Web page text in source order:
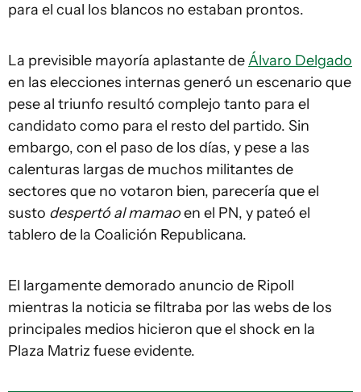
para el cual los blancos no estaban prontos.
La previsible mayoría aplastante deÁlvaro Delgado
en las elecciones internas generó un escenario que
pese al triunfo resultó complejo tanto para el
candidato como para el resto del partido. Sin
embargo, con el paso de los días, y pese a las
calenturas largas de muchos militantes de
sectores que no votaron bien, parecería que el
susto despertó al mamaoen el PN, y pateó el
tablero de la Coalición Republicana.
El largamente demorado anuncio de Ripoll
mientras la noticia se filtraba por las webs de los
principales medios hicieron que el shock en la
Plaza Matriz fuese evidente.